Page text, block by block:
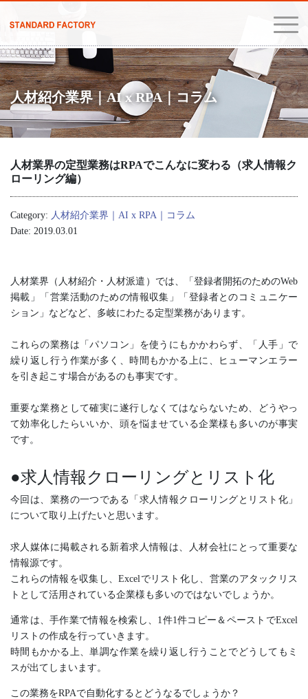
人材紹介業界｜AI x RPA｜コラム
人材業界の定型業務はRPAでこんなに変わる（求人情報ク
ローリング編）
Category: 人材紹介業界｜AI x RPA｜コラム
Date: 2019.03.01
人材業界（人材紹介・人材派遣）では、「登録者開拓のためのWeb
掲載」「営業活動のための情報収集」「登録者とのコミュニケー
ション」などなど、多岐にわたる定型業務があります。
これらの業務は「パソコン」を使うにもかかわらず、「人手」で
繰り返し行う作業が多く、時間もかかる上に、ヒューマンエラー
を引き起こす場合があるのも事実です。
重要な業務として確実に遂行しなくてはならないため、どうやっ
て効率化したらいいか、頭を悩ませている企業様も多いのが事実
です。
●求人情報クローリングとリスト化
今回は、業務の一つである「求人情報クローリングとリスト化」
について取り上げたいと思います。
求人媒体に掲載される新着求人情報は、人材会社にとって重要な
情報源です。
これらの情報を収集し、Excelでリスト化し、営業のアタックリス
トとして活用されている企業様も多いのではないでしょうか。
通常は、手作業で情報を検索し、1件1件コピー＆ペーストでExcel
リストの作成を行っていきます。
時間もかかる上、単調な作業を繰り返し行うことでどうしてもミ
スが出てしまいます。
この業務をRPAで自動化するとどうなるでしょうか？